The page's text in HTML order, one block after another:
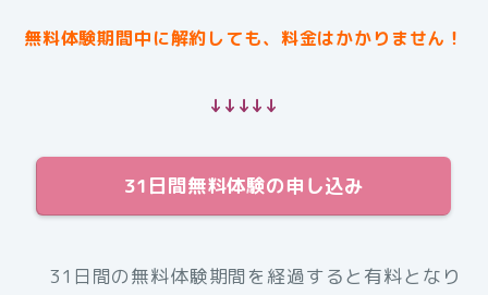
無料体験期間中に解約しても、料金はかかりません！
↓↓↓↓↓
31日間無料体験の申し込み
31日間の無料体験期間を経過すると有料となり